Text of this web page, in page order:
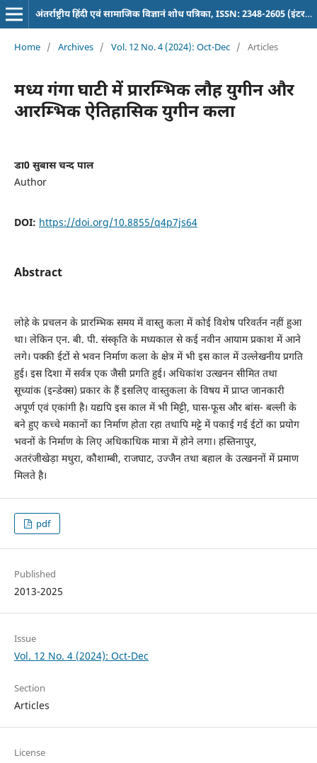
अंतर्राष्ट्रीय हिंदी एवं सामाजिक विज्ञानं शोध पत्रिका, ISSN: 2348-2605 (इंटरनेशनल पत्रिका)
Home / Archives / Vol. 12 No. 4 (2024): Oct-Dec / Articles
मध्य गंगा घाटी में प्रारम्भिक लौह युगीन और
आरम्भिक ऐतिहासिक युगीन कला
डा0 सुबास चन्द पाल
Author
DOI: https://doi.org/10.8855/q4p7js64
Abstract
लोहे के प्रचलन के प्रारम्भिक समय में वास्तु कला में कोई विशेष परिवर्तन नहीं हुआ
था। लेकिन एन. बी. पी. संस्कृति के मध्यकाल से कई नवीन आयाम प्रकाश में आने
लगे। पक्की ईटों से भवन निर्माण कला के क्षेत्र में भी इस काल में उल्लेखनीय प्रगति
हुई। इस दिशा में सर्वत्र एक जैसी प्रगति हुई। अधिकांश उत्खनन सीमित तथा
सूच्यांक (इन्डेक्स) प्रकार के हैं इसलिए वास्तुकला के विषय में प्राप्त जानकारी
अपूर्ण एवं एकांगी है। यद्यपि इस काल में भी मिट्टी, घास-फूस और बांस- बल्ली के
बने हुए कच्चे मकानों का निर्माण होता रहा तथापि मट्टे में पकाई गई ईटों का प्रयोग
भवनों के निर्माण के लिए अधिकाधिक मात्रा में होने लगा। हस्तिनापुर,
अतरंजीखेड़ा मथुरा, कौशाम्बी, राजघाट, उज्जैन तथा बहाल के उत्खननों में प्रमाण
मिलते है।
pdf
Published
2013-2025
Issue
Vol. 12 No. 4 (2024): Oct-Dec
Section
Articles
License